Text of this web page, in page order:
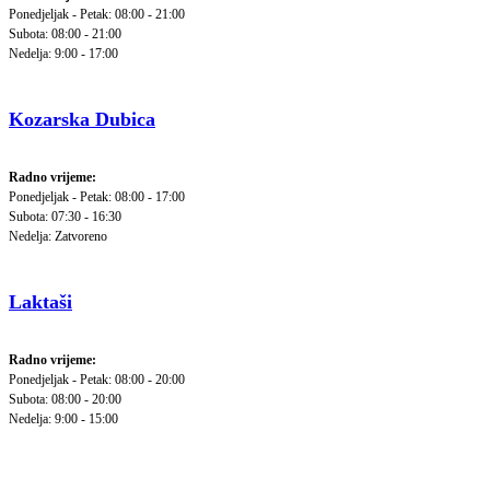
Ponedjeljak - Petak: 08:00 - 21:00
Subota: 08:00 - 21:00
Nedelja: 9:00 - 17:00
Kozarska Dubica
Radno vrijeme:
Ponedjeljak - Petak: 08:00 - 17:00
Subota: 07:30 - 16:30
Nedelja: Zatvoreno
Laktaši
Radno vrijeme:
Ponedjeljak - Petak: 08:00 - 20:00
Subota: 08:00 - 20:00
Nedelja: 9:00 - 15:00